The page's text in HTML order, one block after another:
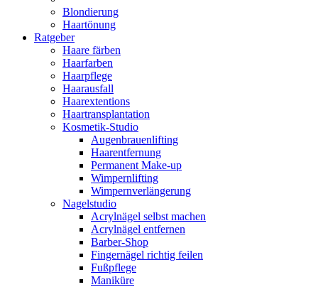
Blondierung
Haartönung
Ratgeber
Haare färben
Haarfarben
Haarpflege
Haarausfall
Haarextentions
Haartransplantation
Kosmetik-Studio
Augenbrauenlifting
Haarentfernung
Permanent Make-up
Wimpernlifting
Wimpernverlängerung
Nagelstudio
Acrylnägel selbst machen
Acrylnägel entfernen
Barber-Shop
Fingernägel richtig feilen
Fußpflege
Maniküre